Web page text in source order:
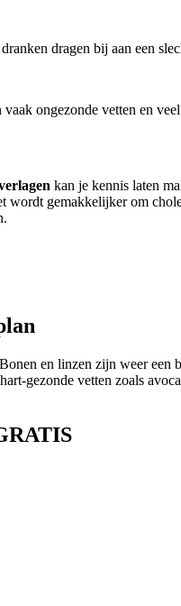
dragen bij aan een
ongezonde vetten en
kan je kennis laten
wordt gemakkelijker om
en linzen zijn weer
gezonde vetten zoals